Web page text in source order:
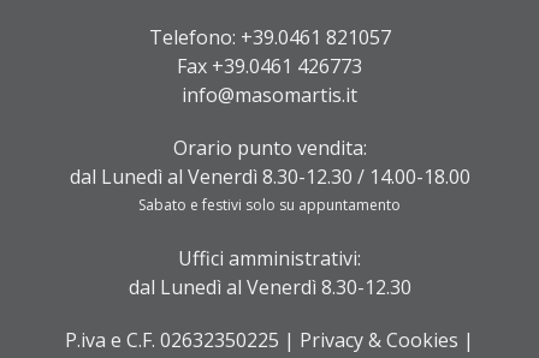
Telefono: +39.0461 821057
Fax +39.0461 426773
info@masomartis.it
Orario punto vendita:
dal Lunedì al Venerdì 8.30-12.30 / 14.00-18.00
Sabato e festivi solo su appuntamento
Uffici amministrativi:
dal Lunedì al Venerdì 8.30-12.30
P.iva e C.F. 02632350225 | Privacy & Cookies |